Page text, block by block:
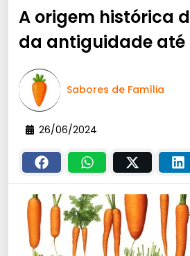
A origem histórica
da antiguidade até
Sabores de Família
26/06/2024